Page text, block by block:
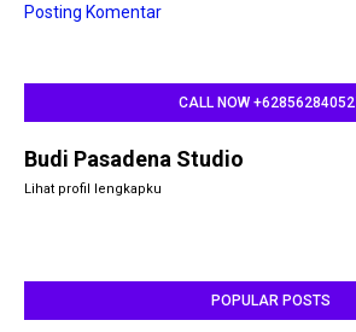
Posting Komentar
CALL NOW
Budi Pasadena Studio
Lihat profil lengkapku
POPULAR POSTS